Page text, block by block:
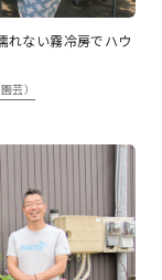
れない霧冷房でハウ
芸）